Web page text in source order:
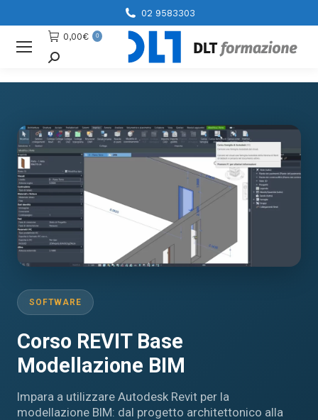
02 9583303
0,00€ 0
Cerca
SOFTWARE
Corso REVIT Base
Modellazione BIM
Impara a utilizzare Autodesk Revit per la
modellazione BIM: dal progetto architettonico alla